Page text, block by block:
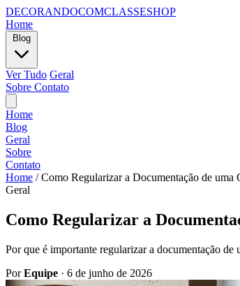
DECORANDOCOMCLASSESHOP
Home
Ver Tudo Geral
Sobre Contato
Home
Blog
Geral
Sobre
Contato
Home / Como Regularizar a Documentação de
Geral
Como Regularizar a
Por que é importante regularizar a documentação
PorEquipe · 6 de junho de 2026